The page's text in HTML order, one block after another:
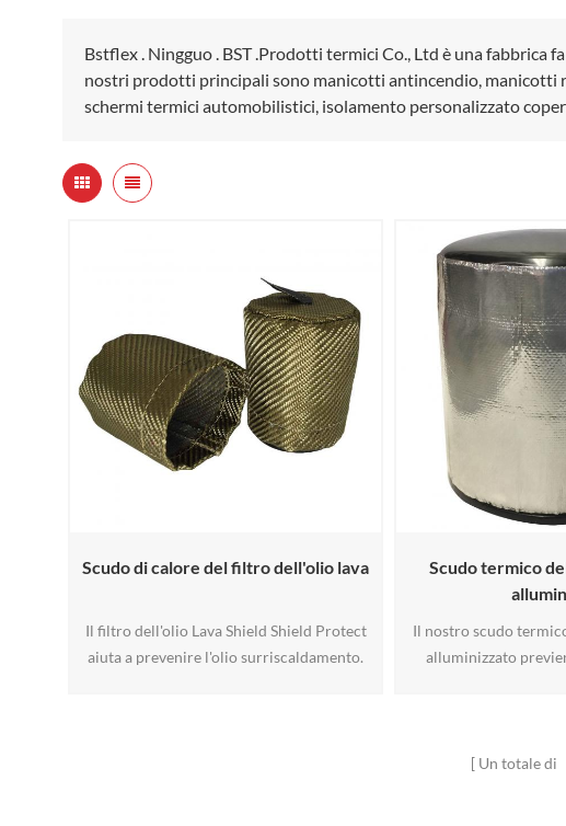
Bstflex . Ningguo . BST .Prodotti termici Co., Ltd è una
nostri prodotti principali sono manicotti antincendio,
schermi termici automobilistici, isolamento personalizzato
Scudo di calore del filtro dell'olio lava
Il filtro dell'olio Lava Shield Shield Protect
aiuta a prevenire l'olio surriscaldamento.
Scudo termico
Il nostro scudo
alluminizzato
Caratterizzato da una
Un totale di